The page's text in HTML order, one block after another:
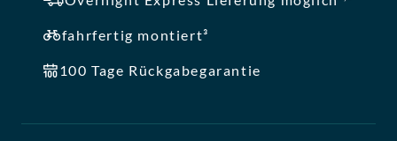
fahrfertig montiert³
100 Tage Rückgabegarantie